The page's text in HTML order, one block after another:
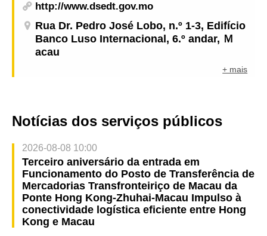
http://www.dsedt.gov.mo
Rua Dr. Pedro José Lobo, n.º 1-3, Edifício
Banco Luso Internacional, 6.º andar, Ｍ
acau
+ mais
Notícias dos serviços públicos
2026-08-08 10:00
Terceiro aniversário da entrada em
Funcionamento do Posto de Transferência de
Mercadorias Transfronteiriço de Macau da
Ponte Hong Kong-Zhuhai-Macau Impulso à
conectividade logística eficiente entre Hong
Kong e Macau